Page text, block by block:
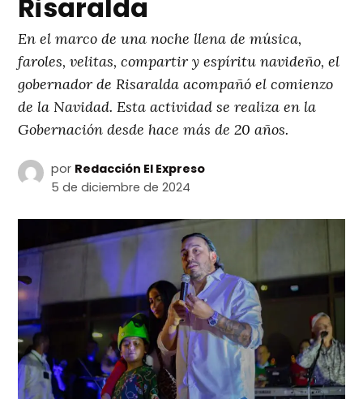
Risaralda
En el marco de una noche llena de música,
faroles, velitas, compartir y espíritu navideño, el
gobernador de Risaralda acompañó el comienzo
de la Navidad. Esta actividad se realiza en la
Gobernación desde hace más de 20 años.
por Redacción El Expreso
5 de diciembre de 2024